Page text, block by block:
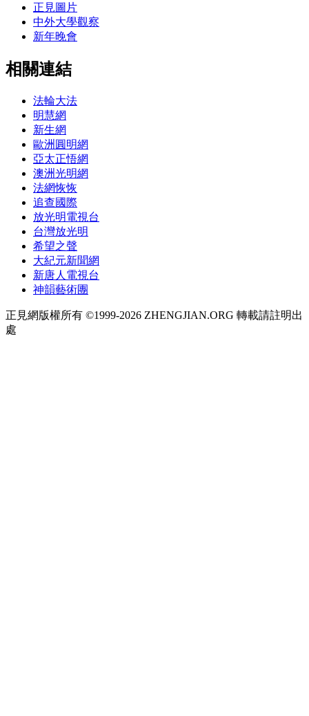
正見圖片
中外大學觀察
新年晚會
相關連結
法輪大法
明慧網
新生網
歐洲圓明網
亞太正悟網
澳洲光明網
法網恢恢
追查國際
放光明電視台
台灣放光明
希望之聲
大紀元新聞網
新唐人電視台
神韻藝術團
正見網版權所有 ©1999-2026 ZHENGJIAN.ORG 轉載請註明出
處